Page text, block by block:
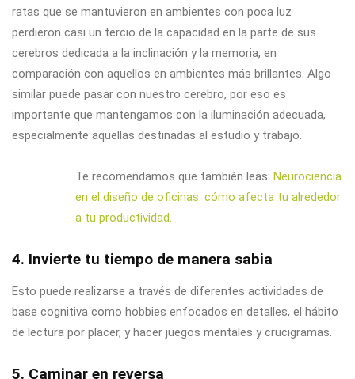
ratas que se mantuvieron en ambientes con poca luz
perdieron casi un tercio de la capacidad en la parte de sus
cerebros dedicada a la inclinación y la memoria, en
comparación con aquellos en ambientes más brillantes. Algo
similar puede pasar con nuestro cerebro, por eso es
importante que mantengamos con la iluminación adecuada,
especialmente aquellas destinadas al estudio y trabajo.
Te recomendamos que también leas: Neurociencia
en el diseño de oficinas: cómo afecta tu alrededor
a tu productividad.
4. Invierte tu tiempo de manera sabia
Esto puede realizarse a través de diferentes actividades de
base cognitiva como hobbies enfocados en detalles, el hábito
de lectura por placer, y hacer juegos mentales y crucigramas.
5. Caminar en reversa